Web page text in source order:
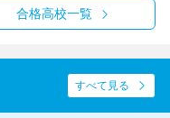
合格高校一覧
すべて見る